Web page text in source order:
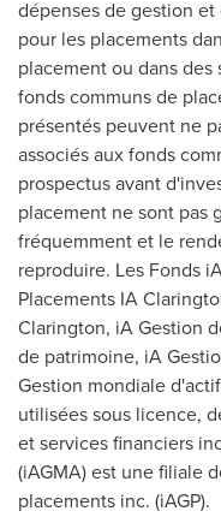
dépenses de gestion
pour les placements
placement ou dans
fonds communs de
présentés peuvent ne
associés aux fonds
prospectus avant
placement ne sont pas
fréquemment et le
reproduire. Les Fonds
Placements IA
Clarington, iAGestion
de patrimoine, iA
Gestion mondiale
utilisées sous licence,
et services financiers
(iAGMA) est une filiale
placements inc. (iAGP).